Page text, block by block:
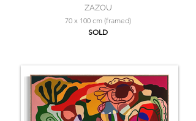
ZAZOU
70 x 100 cm (framed)
SOLD